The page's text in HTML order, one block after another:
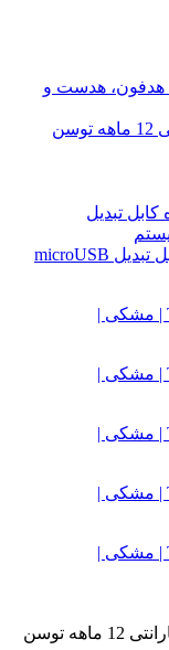
هدفون، هدست و